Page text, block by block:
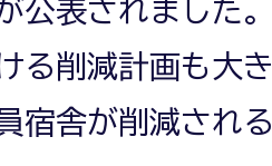
公表されました
る削減計画も大
宿舎が削減され